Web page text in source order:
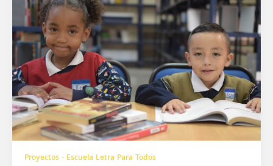
Proyectos - Escuela Letra Para Todos